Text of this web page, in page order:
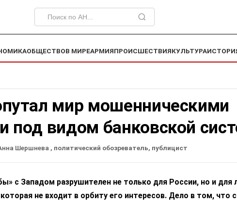
ОБЩЕСТВОВ МИРЕАРМИЯПРОИСШЕСТВИЯКУЛЬТУРА
мир мошенническими
под видом банковской
Шершнева , политический обозреватель, публицист
с Западом разрушителен не только для России, но и для
не входит в орбиту его интересов. Дело в том, что